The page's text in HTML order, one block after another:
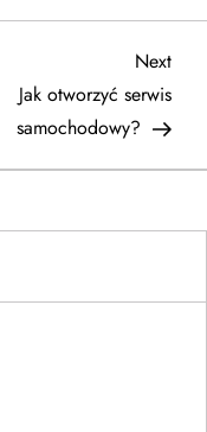
Next
Post
Next
Jak otworzyć serwis
samochodowy?